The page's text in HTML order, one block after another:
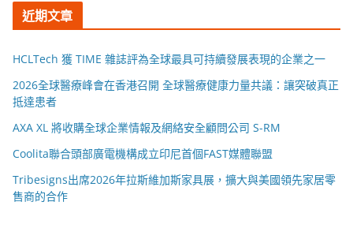
近期文章
HCLTech 獲 TIME 雜誌評為全球最具可持續發展表現的企業之一
2026全球醫療峰會在香港召開 全球醫療健康力量共議：讓突破真正
抵達患者
AXA XL 將收購全球企業情報及網絡安全顧問公司 S-RM
Coolita聯合頭部廣電機構成立印尼首個FAST媒體聯盟
Tribesigns出席2026年拉斯維加斯家具展，擴大與美國領先家居零
售商的合作